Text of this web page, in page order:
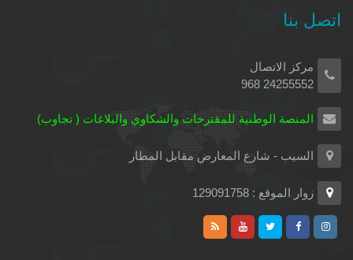
اتصل بنا
مركز الاتصال
24255552 968
المنصة الوطنية للمقترحات والشكاوي والبلاغات ( تجاوب)
السيب - شارع المعارض مقابل المطار
زوار الموقع : 129091758